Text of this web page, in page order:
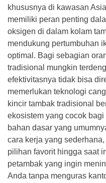
khususnya di kawasan
memiliki peran penting
oksigen di dalam kolam
mendukung pertumbuhan
optimal. Bagi sebagian
tradisional mungkin
efektivitasnya tidak bisa
memerlukan teknologi
kincir tambak tradisional
ekosistem yang cocok
bahan dasar yang
cara kerja yang
pilihan favorit hingga saat
petambak yang ingin
Anda tanpa menguras